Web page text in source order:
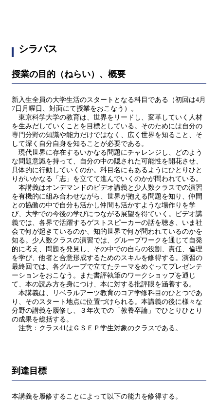
シラバス
授業の目的（ねらい）、概要
新入生全員の大学生活のスタートとなる科目である（初回は4月
7日月曜日、対面にて授業をおこなう）。
東京科学大学の教育は、世界をリードし、変革していく人材
を生みだしていくことを目標としている。そのためには自分の
専門分野の知識や能力だけではなく、広く世界を知ること、そ
して深く自分自身を知ることが必要である。
現代世界に存在するいかなる問題にチャレンジし、どのよう
な問題意識を持って、自分の中の隠された可能性を開花させ、
具体的に行動していくのか。科目名にもあるようにひとりひと
りがいかなる「志」を立てて進んでいくのかが問われている。
本講義はオンデマンドのビデオ講義と少人数クラスでの演習
を有機的に組み合わせながら、世界が抱える問題を知り、仲間
との協働の中で自分も活かし仲間も活かすような場作りを学
び、大学での今後の学びにつながる展望を得ていく。ビデオ講
義では、各界で活躍するゲストスピーカーの話を聴き、いま社
会で何が起きているのか、知的世界で何が問われているのかを
知る。少人数クラスの演習では、グループワークを通じて自発
的に考え、問題を発見し、その中での自らの役割、責任、倫理
を学び、他者と合意形成するためのスキルを修得する。演習の
最終回では、各グループで立てたテーマをめぐってプレゼンテ
ーションをおこなう。また書評執筆のワークショップを通じ
て、本の読み方を身につけ、本に対する批評眼を涵養する。
本講義は、リベラルアーツ教育のコア学修科目のひとつであ
り、そのスタート地点に位置づけられる。本講義の後に様々な
分野の講義を履修し、３年次での「教養卒論」でひとりひとり
の成果を総括する。
注意：クラス41はＧＳＥＰ学生対象のクラスである。
到達目標
本講義を履修することによって以下の能力を修得する。